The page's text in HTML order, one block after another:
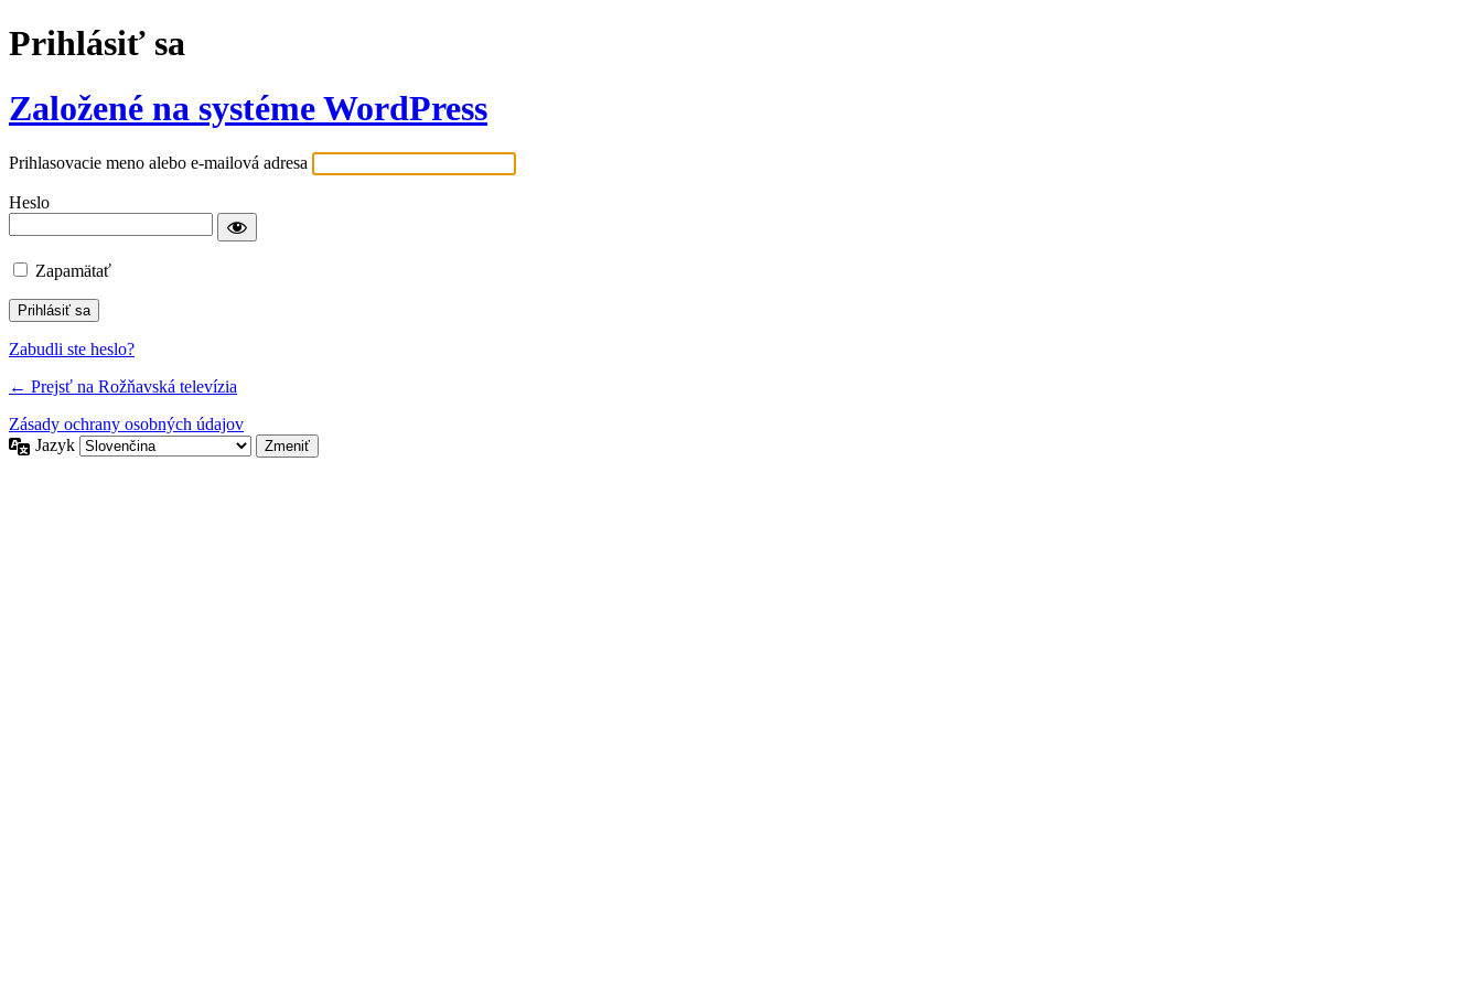
Prihlásiť sa
Založené na systéme WordPress
Prihlasovacie meno alebo e-mailová adresa
Heslo
Zapamätať
Zabudli ste heslo?
← Prejsť na Rožňavská televízia
Zásady ochrany osobných údajov
Jazyk